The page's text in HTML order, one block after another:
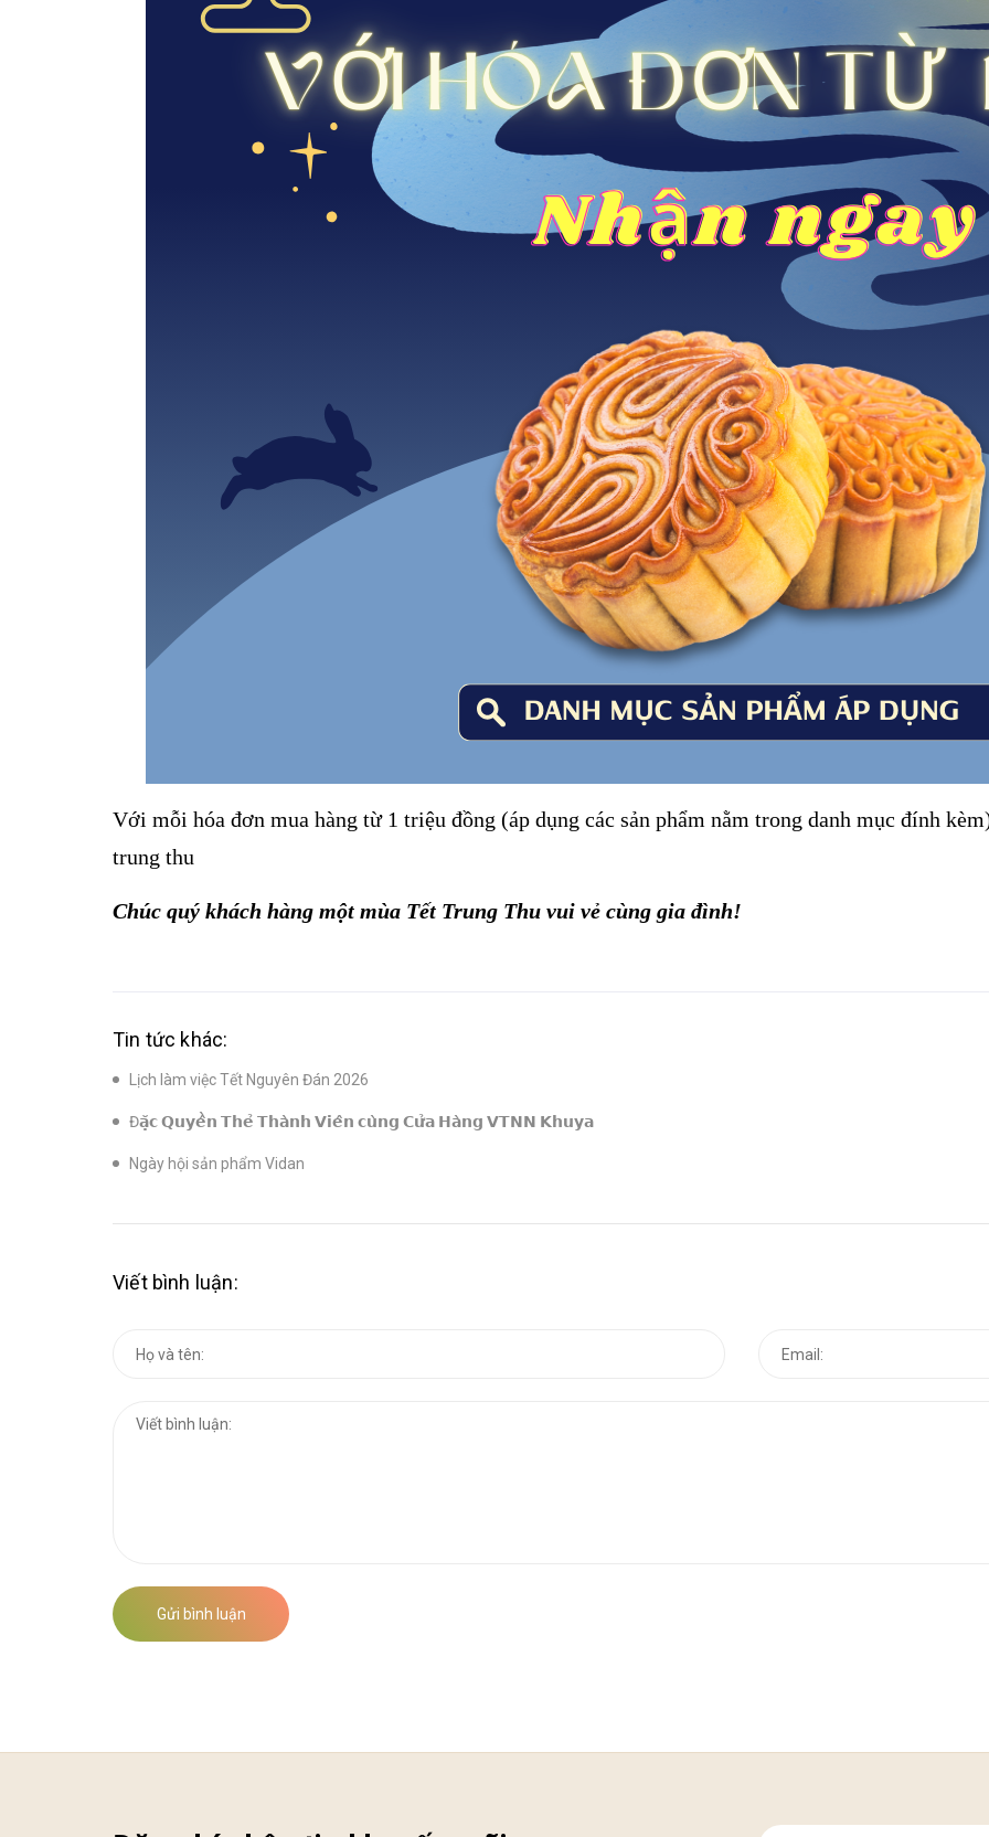
Với mỗi hóa đơn mua hàng từ 1 triệu đồng (áp dụng các sản phẩm nằm trong danh mục đính
trung thu
Chúc quý khách hàng một mùa Tết Trung Thu vui vẻ cùng gia đình!
Tin tức khác:
Lịch làm việc Tết Nguyên Đán 2026
Đ𝗮̣̆𝗰 𝗤𝘂𝘆𝗲̂̀𝗻 𝗧𝗵𝗲̉ 𝗧𝗵𝗮̀𝗻𝗵 𝗩𝗶𝗲̂𝗻 𝗰𝘂̀𝗻𝗴 𝗖𝘂̛̉𝗮 𝗛𝗮̀𝗻𝗴 𝗩𝗧𝗡𝗡 𝗞𝗵𝘂𝘆𝗮
Ngày hội sản phẩm Vidan
Viết bình luận:
Gửi bình luận